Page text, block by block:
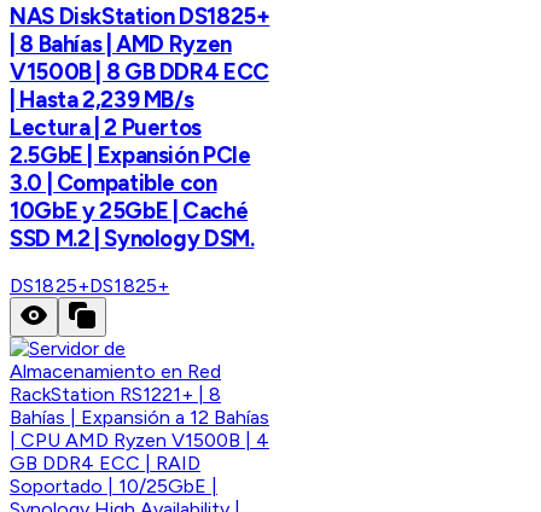
NAS DiskStation DS1825+
| 8 Bahías | AMD Ryzen
V1500B | 8 GB DDR4 ECC
| Hasta 2,239 MB/s
Lectura | 2 Puertos
2.5GbE | Expansión PCIe
3.0 | Compatible con
10GbE y 25GbE | Caché
SSD M.2 | Synology DSM.
DS1825+DS1825+